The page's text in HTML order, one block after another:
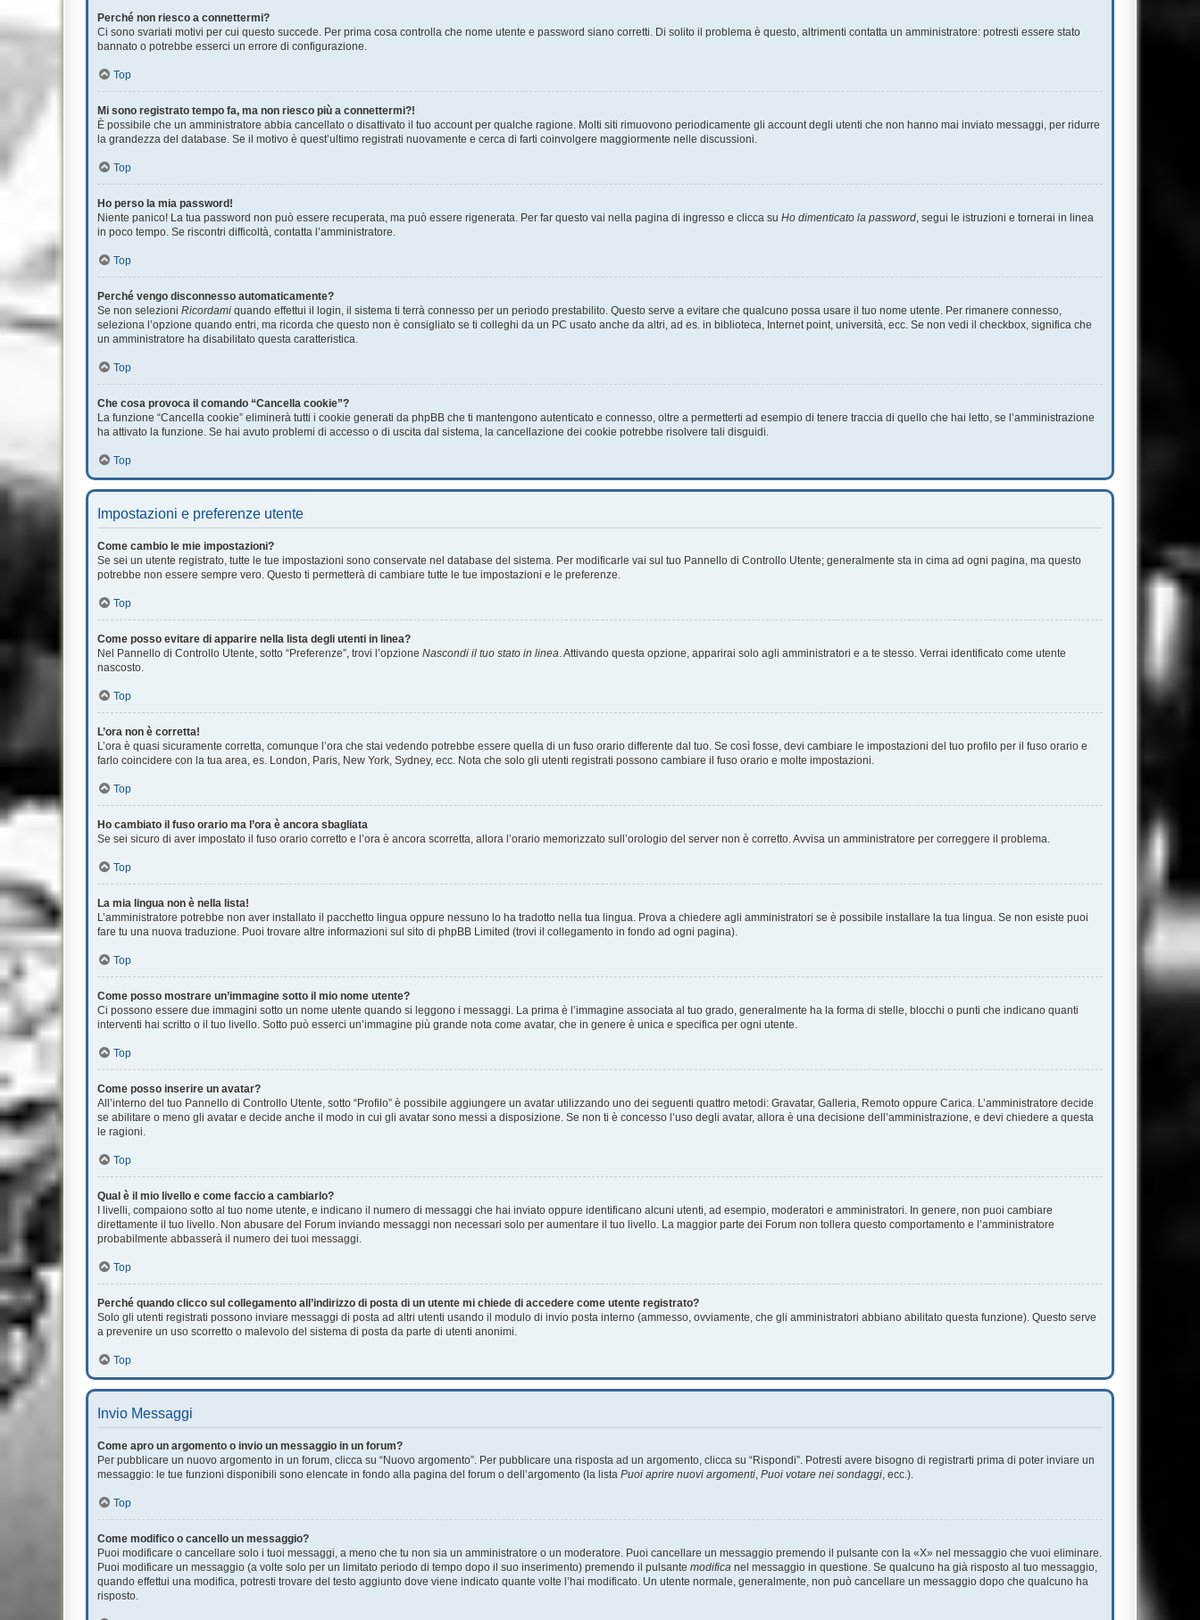
Perché non riesco a connettermi?
Ci sono svariati motivi per cui questo succede. Per prima cosa controlla che nome utente e password siano corretti. Di solito il problema è questo, altrimenti contatta un amministratore: potresti essere stato
bannato o potrebbe esserci un errore di configurazione.
Top
Mi sono registrato tempo fa, ma non riesco più a connettermi?!
È possibile che un amministratore abbia cancellato o disattivato il tuo account per qualche ragione. Molti siti rimuovono periodicamente gli account degli utenti che non hanno mai inviato messaggi, per ridurre
la grandezza del database. Se il motivo è quest’ultimo registrati nuovamente e cerca di farti coinvolgere maggiormente nelle discussioni.
Top
Ho perso la mia password!
Niente panico! La tua password non può essere recuperata, ma può essere rigenerata. Per far questo vai nella pagina di ingresso e clicca su Ho dimenticato la password , segui le istruzioni e tornerai in linea
in poco tempo. Se riscontri difficoltà, contatta l’amministratore.
Top
Perché vengo disconnesso automaticamente?
Se non selezioni Ricordami quando effettui il login, il sistema ti terrà connesso per un periodo prestabilito. Questo serve a evitare che qualcuno possa usare il tuo nome utente. Per rimanere connesso,
seleziona l’opzione quando entri, ma ricorda che questo non è consigliato se ti colleghi da un PC usato anche da altri, ad es. in biblioteca, Internet point, università, ecc. Se non vedi il checkbox, significa che
un amministratore ha disabilitato questa caratteristica.
Top
Che cosa provoca il comando “Cancella cookie”?
La funzione “Cancella cookie” eliminerà tutti i cookie generati da phpBB che ti mantengono autenticato e connesso, oltre a permetterti ad esempio di tenere traccia di quello che hai letto, se l’amministrazione
ha attivato la funzione. Se hai avuto problemi di accesso o di uscita dal sistema, la cancellazione dei cookie potrebbe risolvere tali disguidi.
Top
Impostazioni e preferenze utente
Come cambio le mie impostazioni?
Se sei un utente registrato, tutte le tue impostazioni sono conservate nel database del sistema. Per modificarle vai sul tuo Pannello di Controllo Utente; generalmente sta in cima ad ogni pagina, ma questo
potrebbe non essere sempre vero. Questo ti permetterà di cambiare tutte le tue impostazioni e le preferenze.
Top
Come posso evitare di apparire nella lista degli utenti in linea?
Nel Pannello di Controllo Utente, sotto “Preferenze”, trovi l’opzione Nascondi il tuo stato in linea . Attivando questa opzione, apparirai solo agli amministratori e a te stesso. Verrai identificato come utente
nascosto.
Top
L’ora non è corretta!
L’ora è quasi sicuramente corretta, comunque l’ora che stai vedendo potrebbe essere quella di un fuso orario differente dal tuo. Se così fosse, devi cambiare le impostazioni del tuo profilo per il fuso orario e
farlo coincidere con la tua area, es. London, Paris, New York, Sydney, ecc. Nota che solo gli utenti registrati possono cambiare il fuso orario e molte impostazioni.
Top
Ho cambiato il fuso orario ma l’ora è ancora sbagliata
Se sei sicuro di aver impostato il fuso orario corretto e l’ora è ancora scorretta, allora l’orario memorizzato sull’orologio del server non è corretto. Avvisa un amministratore per correggere il problema.
Top
La mia lingua non è nella lista!
L’amministratore potrebbe non aver installato il pacchetto lingua oppure nessuno lo ha tradotto nella tua lingua. Prova a chiedere agli amministratori se è possibile installare la tua lingua. Se non esiste puoi
fare tu una nuova traduzione. Puoi trovare altre informazioni sul sito di phpBB Limited (trovi il collegamento in fondo ad ogni pagina).
Top
Come posso mostrare un’immagine sotto il mio nome utente?
Ci possono essere due immagini sotto un nome utente quando si leggono i messaggi. La prima è l’immagine associata al tuo grado, generalmente ha la forma di stelle, blocchi o punti che indicano quanti
interventi hai scritto o il tuo livello. Sotto può esserci un’immagine più grande nota come avatar, che in genere è unica e specifica per ogni utente.
Top
Come posso inserire un avatar?
All’interno del tuo Pannello di Controllo Utente, sotto “Profilo” è possibile aggiungere un avatar utilizzando uno dei seguenti quattro metodi: Gravatar, Galleria, Remoto oppure Carica. L’amministratore decide
se abilitare o meno gli avatar e decide anche il modo in cui gli avatar sono messi a disposizione. Se non ti è concesso l’uso degli avatar, allora è una decisione dell’amministrazione, e devi chiedere a questa
le ragioni.
Top
Qual è il mio livello e come faccio a cambiarlo?
I livelli, compaiono sotto al tuo nome utente, e indicano il numero di messaggi che hai inviato oppure identificano alcuni utenti, ad esempio, moderatori e amministratori. In genere, non puoi cambiare
direttamente il tuo livello. Non abusare del Forum inviando messaggi non necessari solo per aumentare il tuo livello. La maggior parte dei Forum non tollera questo comportamento e l’amministratore
probabilmente abbasserà il numero dei tuoi messaggi.
Top
Perché quando clicco sul collegamento all’indirizzo di posta di un utente mi chiede di accedere come utente registrato?
Solo gli utenti registrati possono inviare messaggi di posta ad altri utenti usando il modulo di invio posta interno (ammesso, ovviamente, che gli amministratori abbiano abilitato questa funzione). Questo serve
a prevenire un uso scorretto o malevolo del sistema di posta da parte di utenti anonimi.
Top
Invio Messaggi
Come apro un argomento o invio un messaggio in un forum?
Per pubblicare un nuovo argomento in un forum, clicca su “Nuovo argomento”. Per pubblicare una risposta ad un argomento, clicca su “Rispondi”. Potresti avere bisogno di registrarti prima di poter inviare un
messaggio: le tue funzioni disponibili sono elencate in fondo alla pagina del forum o dell’argomento (la lista Puoi aprire nuovi argomenti Puoi votare nei sondaggi , ecc.).
Top
Come modifico o cancello un messaggio?
Puoi modificare o cancellare solo i tuoi messaggi, a meno che tu non sia un amministratore o un moderatore. Puoi cancellare un messaggio premendo il pulsante con la «X» nel messaggio che vuoi eliminare.
Puoi modificare un messaggio (a volte solo per un limitato periodo di tempo dopo il suo inserimento) premendo il pulsante modifica nel messaggio in questione. Se qualcuno ha già risposto al tuo messaggio,
quando effettui una modifica, potresti trovare del testo aggiunto dove viene indicato quante volte l’hai modificato. Un utente normale, generalmente, non può cancellare un messaggio dopo che qualcuno ha
risposto.